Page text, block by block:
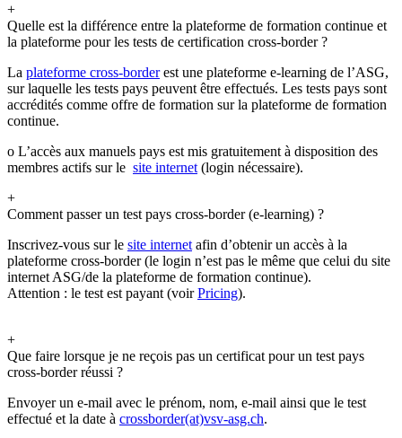
+
Quelle est la différence entre la plateforme de formation continue et
la plateforme pour les tests de certification cross-border ?
La plateforme cross-borderest une plateforme e-learning de l’ASG,
sur laquelle les tests pays peuvent être effectués. Les tests pays sont
accrédités comme offre de formation sur la plateforme de formation
continue.
o L’accès aux manuels pays est mis gratuitement à disposition des
membres actifs sur le site internet (login nécessaire).
+
Comment passer un test pays cross-border (e-learning) ?
Inscrivez-vous sur le site internet afin d’obtenir un accès à la
plateforme cross-border (le login n’est pas le même que celui du site
internet ASG/de la plateforme de formation continue).
Attention : le test est payant (voirPricing).
+
Que faire lorsque je ne reçois pas un certificat pour un test pays
cross-border réussi ?
Envoyer un e-mail avec le prénom, nom, e-mail ainsi que le test
effectué et la date à crossborder(at)vsv-asg.ch.